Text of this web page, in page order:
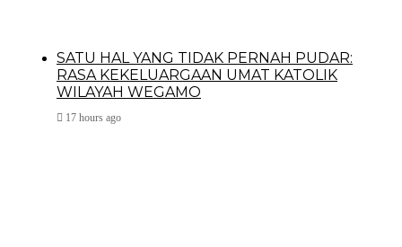
SATU HAL YANG TIDAK PERNAH PUDAR:
RASA KEKELUARGAAN UMAT KATOLIK
WILAYAH WEGAMO
17 hours ago